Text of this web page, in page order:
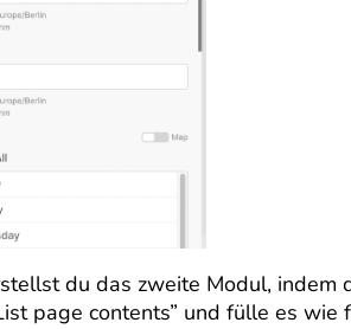
du das zweite Modul,
page contents” und fülle es wie